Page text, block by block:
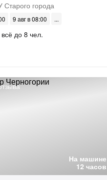
Старого города
9 авг в 08:00
всё до 8 чел.
На машине
12 часов